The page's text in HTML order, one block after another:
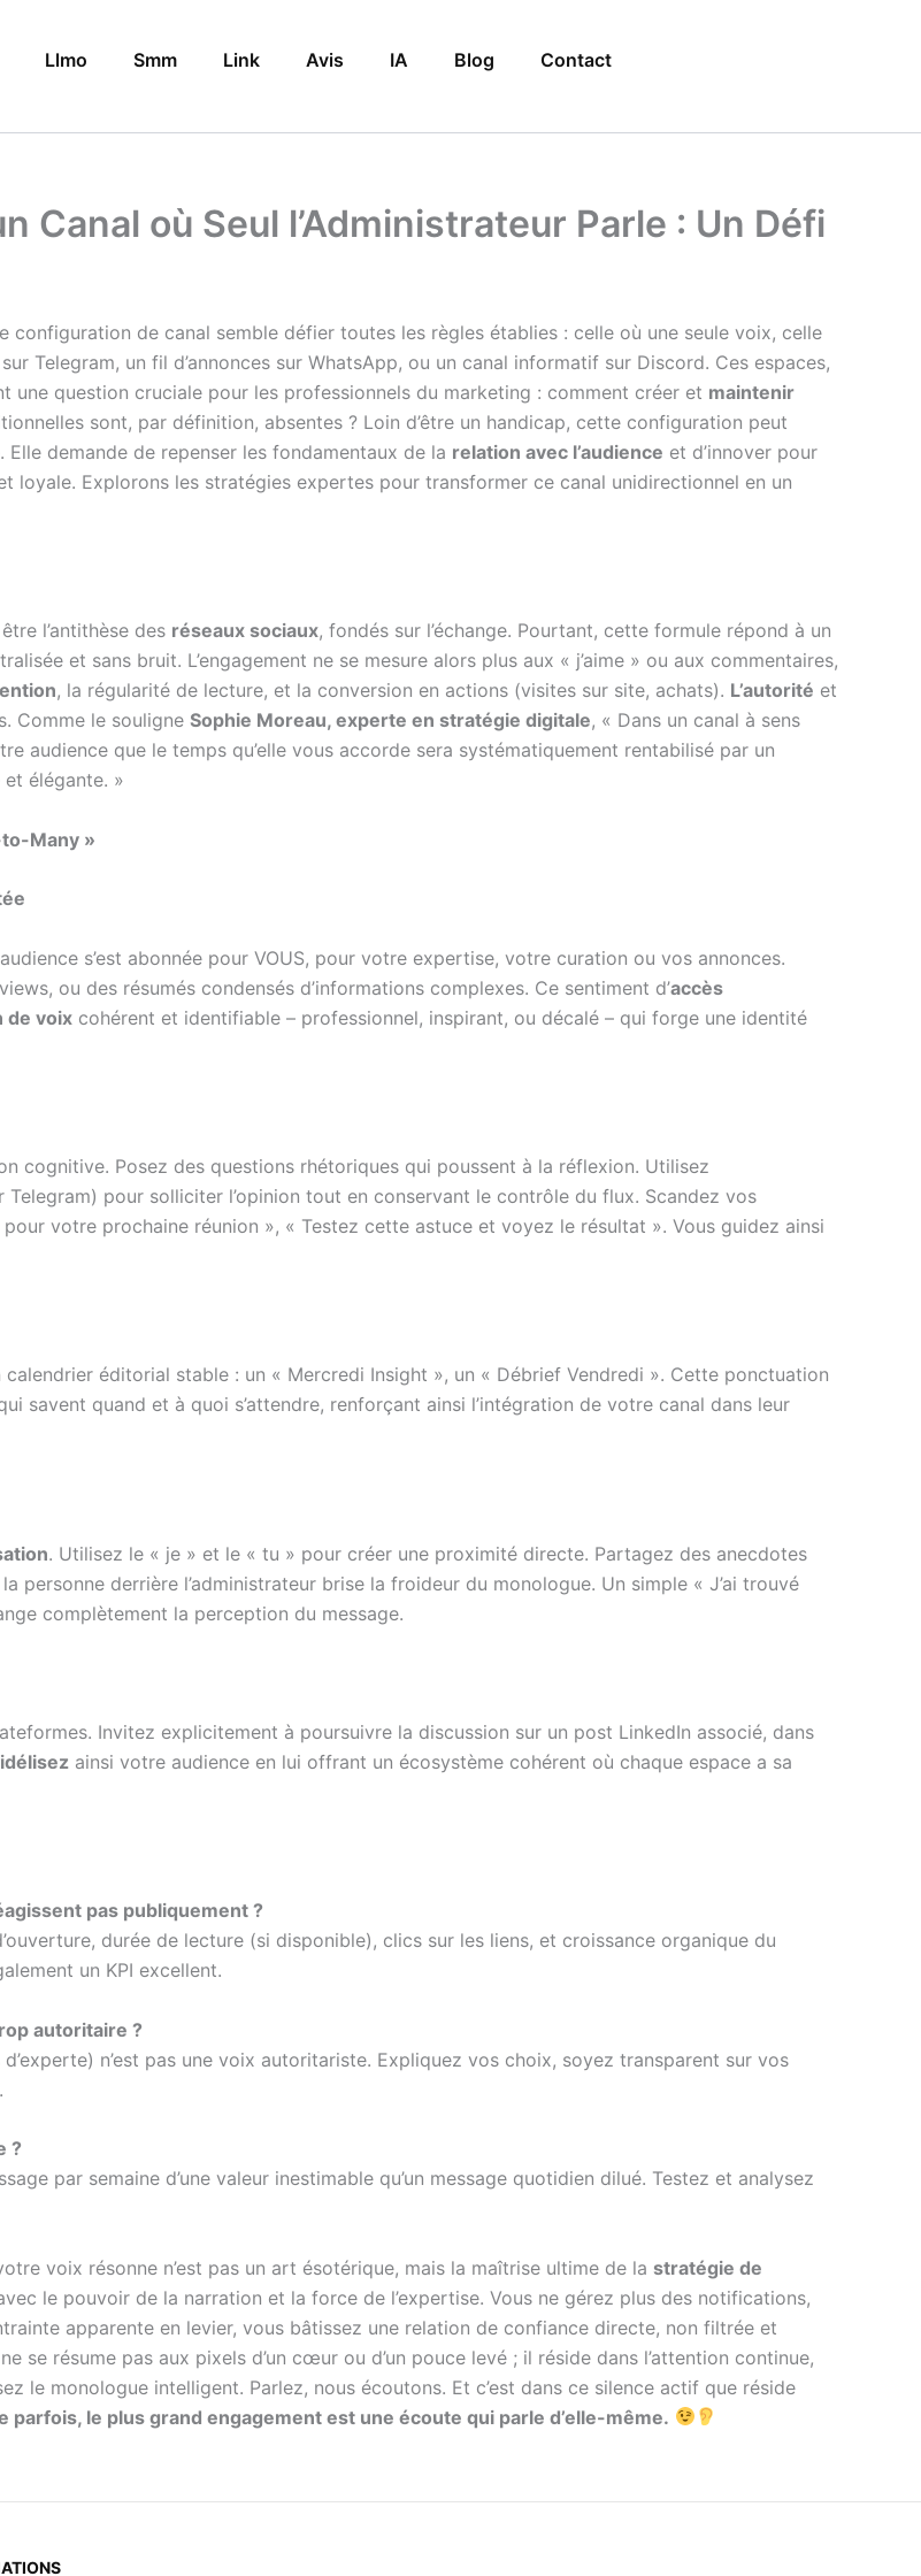
Llmo Smm Link Avis IA Blog Contact
Canal où Seul l’Administrateur Parle : Un Défi
configuration de canal semble défier toutes les règles établies : celle où une seule voix, celle
Telegram, un fil d’annonces sur WhatsApp, ou un canal informatif sur Discord. Ces espaces,
une question cruciale pour les professionnels du marketing : comment créer et maintenir
sont, par définition, absentes ? Loin d’être un handicap, cette configuration peut
demande de repenser les fondamentaux de la relation avec l’audience et d’innover pour
loyale. Explorons les stratégies expertes pour transformer ce canal unidirectionnel en un
l’antithèse des réseaux sociaux, fondés sur l’échange. Pourtant, cette formule répond à un
et sans bruit. L’engagement ne se mesure alors plus aux « j’aime » ou aux commentaires,
, la régularité de lecture, et la conversion en actions (visites sur site, achats). L’autorité et
Comme le souligne Sophie Moreau, experte en stratégie digitale, « Dans un canal à sens
audience que le temps qu’elle vous accorde sera systématiquement rentabilisé par un
et élégante. »
Many »
s’est abonnée pour VOUS, pour votre expertise, votre curation ou vos annonces.
ou des résumés condensés d’informations complexes. Ce sentiment d’accès
de voix cohérent et identifiable – professionnel, inspirant, ou décalé – qui forge une identité
cognitive. Posez des questions rhétoriques qui poussent à la réflexion. Utilisez
pour solliciter l’opinion tout en conservant le contrôle du flux. Scandez vos
votre prochaine réunion », « Testez cette astuce et voyez le résultat ». Vous guidez ainsi
calendrier éditorial stable : un « Mercredi Insight », un « Débrief Vendredi ». Cette ponctuation
savent quand et à quoi s’attendre, renforçant ainsi l’intégration de votre canal dans leur
. Utilisez le « je » et le « tu » pour créer une proximité directe. Partagez des anecdotes
personne derrière l’administrateur brise la froideur du monologue. Un simple « J’ai trouvé
complètement la perception du message.
Invitez explicitement à poursuivre la discussion sur un post LinkedIn associé, dans
ainsi votre audience en lui offrant un écosystème cohérent où chaque espace a sa
pas publiquement ?
durée de lecture (si disponible), clics sur les liens, et croissance organique du
un KPI excellent.
autoritaire ?
n’est pas une voix autoritariste. Expliquez vos choix, soyez transparent sur vos
?
par semaine d’une valeur inestimable qu’un message quotidien dilué. Testez et analysez
voix résonne n’est pas un art ésotérique, mais la maîtrise ultime de la stratégie de
le pouvoir de la narration et la force de l’expertise. Vous ne gérez plus des notifications,
apparente en levier, vous bâtissez une relation de confiance directe, non filtrée et
se résume pas aux pixels d’un cœur ou d’un pouce levé ; il réside dans l’attention continue,
le monologue intelligent. Parlez, nous écoutons. Et c’est dans ce silence actif que réside
parfois, le plus grand engagement est une écoute qui parle d’elle-même.